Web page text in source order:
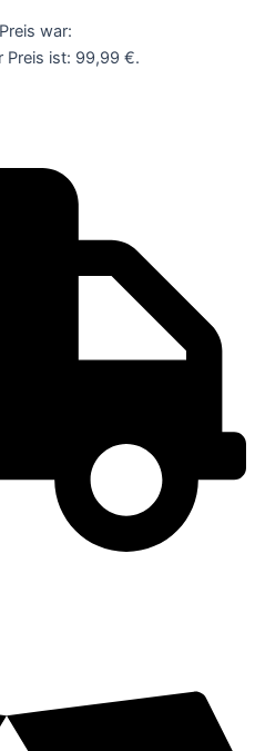
war:
Preis ist: 99,99 €.